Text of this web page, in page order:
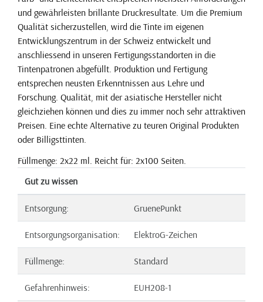
und gewährleisten brillante Druckresultate. Um die Premium
Qualität sicherzustellen, wird die Tinte im eigenen
Entwicklungszentrum in der Schweiz entwickelt und
anschliessend in unseren Fertigungsstandorten in die
Tintenpatronen abgefüllt. Produktion und Fertigung
entsprechen neusten Erkenntnissen aus Lehre und
Forschung. Qualität, mit der asiatische Hersteller nicht
gleichziehen können und dies zu immer noch sehr attraktiven
Preisen. Eine echte Alternative zu teuren Original Produkten
oder Billigsttinten.
Füllmenge: 2x22 ml. Reicht für: 2x100 Seiten.
Gut zu wissen
Entsorgung: GruenePunkt
Entsorgungsorganisation: ElektroG-Zeichen
Füllmenge: Standard
Gefahrenhinweis: EUH208-1